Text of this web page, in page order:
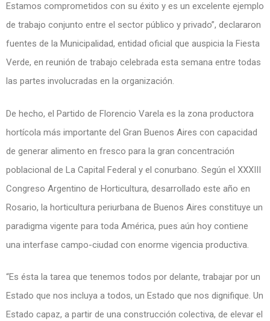
Estamos comprometidos con su éxito y es un excelente ejemplo
de trabajo conjunto entre el sector público y privado”, declararon
fuentes de la Municipalidad, entidad oficial que auspicia la Fiesta
Verde, en reunión de trabajo celebrada esta semana entre todas
las partes involucradas en la organización.
De hecho, el Partido de Florencio Varela es la zona productora
hortícola más importante del Gran Buenos Aires con capacidad
de generar alimento en fresco para la gran concentración
poblacional de La Capital Federal y el conurbano. Según el XXXIII
Congreso Argentino de Horticultura, desarrollado este año en
Rosario, la horticultura periurbana de Buenos Aires constituye un
paradigma vigente para toda América, pues aún hoy contiene
una interfase campo-ciudad con enorme vigencia productiva.
“Es ésta la tarea que tenemos todos por delante, trabajar por un
Estado que nos incluya a todos, un Estado que nos dignifique. Un
Estado capaz, a partir de una construcción colectiva, de elevar el